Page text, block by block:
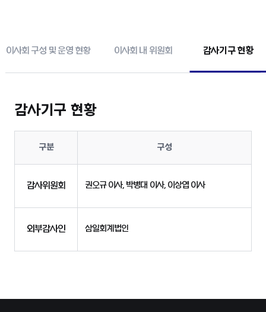
이사회 구성 및 운영 현황 이사회 내 위원회 감사기구 현황
감사기구 현황
현황
구분 구성
감사위원회 권오규 이사, 박병대 이사, 이상엽 이사
외부감사인 삼일회계법인